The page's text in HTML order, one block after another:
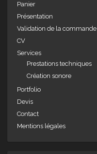
Panier
Présentation
Validation de la commande
CV
Services
Prestations techniques
Création sonore
Portfolio
Devis
Contact
Mentions légales